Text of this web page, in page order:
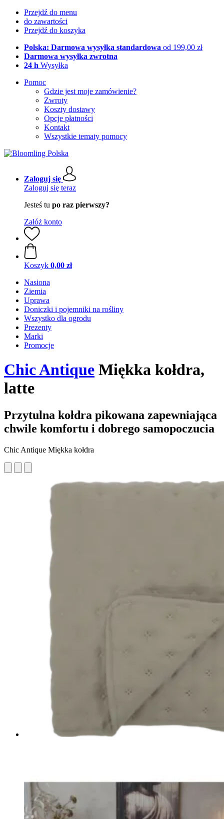
Przejdź do menu
do zawartości
Przejdź do koszyka
Polska: Darmowa wysyłka standardowa od 199,00 zł
Darmowa wysyłka zwrotna
24 h Wysyłka
Pomoc
Gdzie jest moje zamówienie?
Zwroty
Koszty dostawy
Opcje płatności
Kontakt
Wszystkie tematy pomocy
Zaloguj się
Zaloguj się teraz
Jesteś tu po raz pierwszy?
Załóż konto
Koszyk 0,00 zł
Nasiona
Ziemia
Uprawa
Doniczki i pojemniki na rośliny
Wszystko dla ogrodu
Prezenty
Marki
Promocje
Chic Antique Miękka kołdra,
latte
Przytulna kołdra pikowana zapewniająca
chwile komfortu i dobrego samopoczucia
Chic Antique Miękka kołdra